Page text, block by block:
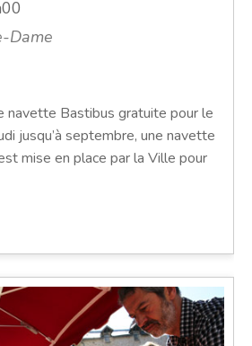
Dame
navette Bastibus gratuite pour le
jusqu’à septembre, une navette
mise en place par la Ville pour